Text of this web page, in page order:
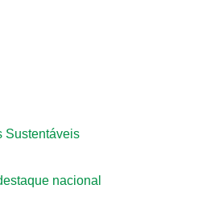
Sustentáveis
nacional